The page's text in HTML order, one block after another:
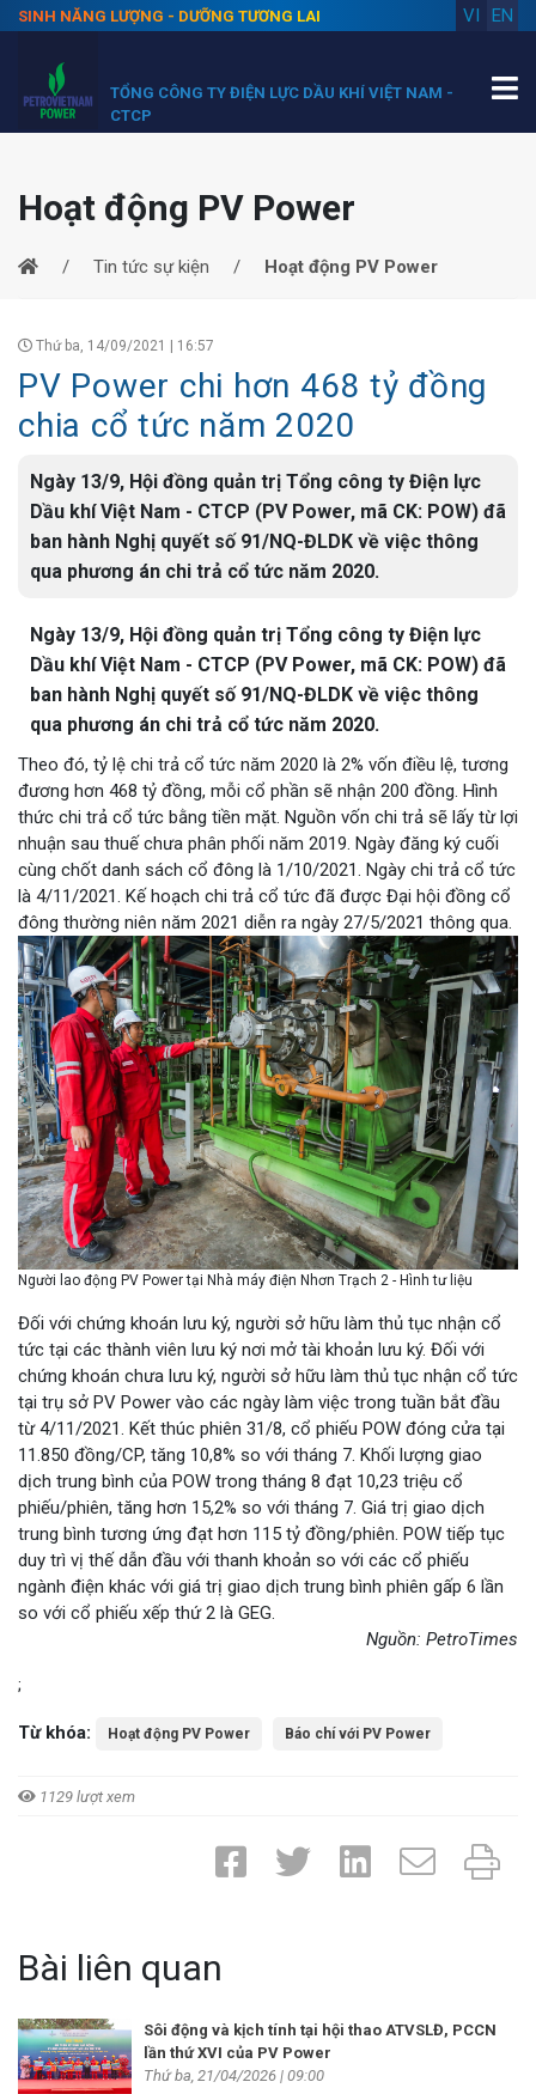
SINH NĂNG LƯỢNG - DƯỠNG TƯƠNG LAI EN
VI
TỔNG CÔNG TY ĐIỆN LỰC DẦU KHÍ VIỆT NAM -
CTCP
Hoạt động PV Power
Tin tức sự kiện Hoạt động PV Power
Thứ ba, 14/09/2021 | 16:57
PV Power chi hơn 468 tỷ đồng
chia cổ tức năm 2020
Ngày 13/9, Hội đồng quản trị Tổng công ty Điện lực
Dầu khí Việt Nam - CTCP (PV Power, mã CK: POW) đã
ban hành Nghị quyết số 91/NQ-ĐLDK về việc thông
qua phương án chi trả cổ tức năm 2020.
Ngày 13/9, Hội đồng quản trị Tổng công ty Điện lực
Dầu khí Việt Nam - CTCP (PV Power, mã CK: POW) đã
ban hành Nghị quyết số 91/NQ-ĐLDK về việc thông
qua phương án chi trả cổ tức năm 2020.
Theo đó, tỷ lệ chi trả cổ tức năm 2020 là 2% vốn điều lệ, tương
đương hơn 468 tỷ đồng, mỗi cổ phần sẽ nhận 200 đồng. Hình
thức chi trả cổ tức bằng tiền mặt. Nguồn vốn chi trả sẽ lấy từ lợi
nhuận sau thuế chưa phân phối năm 2019. Ngày đăng ký cuối
cùng chốt danh sách cổ đông là 1/10/2021. Ngày chi trả cổ tức
là 4/11/2021. Kế hoạch chi trả cổ tức đã được Đại hội đồng cổ
đông thường niên năm 2021 diễn ra ngày 27/5/2021 thông qua.
Người lao động PV Power tại Nhà máy điện Nhơn Trạch 2 - Hình tư liệu
Đối với chứng khoán lưu ký, người sở hữu làm thủ tục nhận cổ
tức tại các thành viên lưu ký nơi mở tài khoản lưu ký. Đối với
chứng khoán chưa lưu ký, người sở hữu làm thủ tục nhận cổ tức
tại trụ sở PV Power vào các ngày làm việc trong tuần bắt đầu
từ 4/11/2021. Kết thúc phiên 31/8, cổ phiếu POW đóng cửa tại
11.850 đồng/CP, tăng 10,8% so với tháng 7. Khối lượng giao
dịch trung bình của POW trong tháng 8 đạt 10,23 triệu cổ
phiếu/phiên, tăng hơn 15,2% so với tháng 7. Giá trị giao dịch
trung bình tương ứng đạt hơn 115 tỷ đồng/phiên. POW tiếp tục
duy trì vị thế dẫn đầu với thanh khoản so với các cổ phiếu
ngành điện khác với giá trị giao dịch trung bình phiên gấp 6 lần
so với cổ phiếu xếp thứ 2 là GEG.
Nguồn: PetroTimes
;
Từ khóa: Hoạt động PV Power Báo chí với PV Power
1129 lượt xem
Bài liên quan
Sôi động và kịch tính tại hội thao ATVSLĐ, PCCN
lần thứ XVI của PV Power
Thứ ba, 21/04/2026 | 09:00